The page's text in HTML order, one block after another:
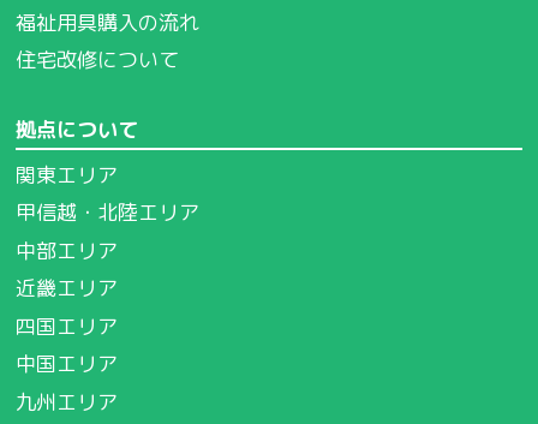
福祉用具購入の流れ
住宅改修について
拠点について
関東エリア
甲信越・北陸エリア
中部エリア
近畿エリア
四国エリア
中国エリア
九州エリア